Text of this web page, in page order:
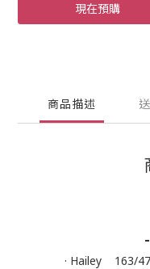
現在預購
商品描述
· Hailey 163/